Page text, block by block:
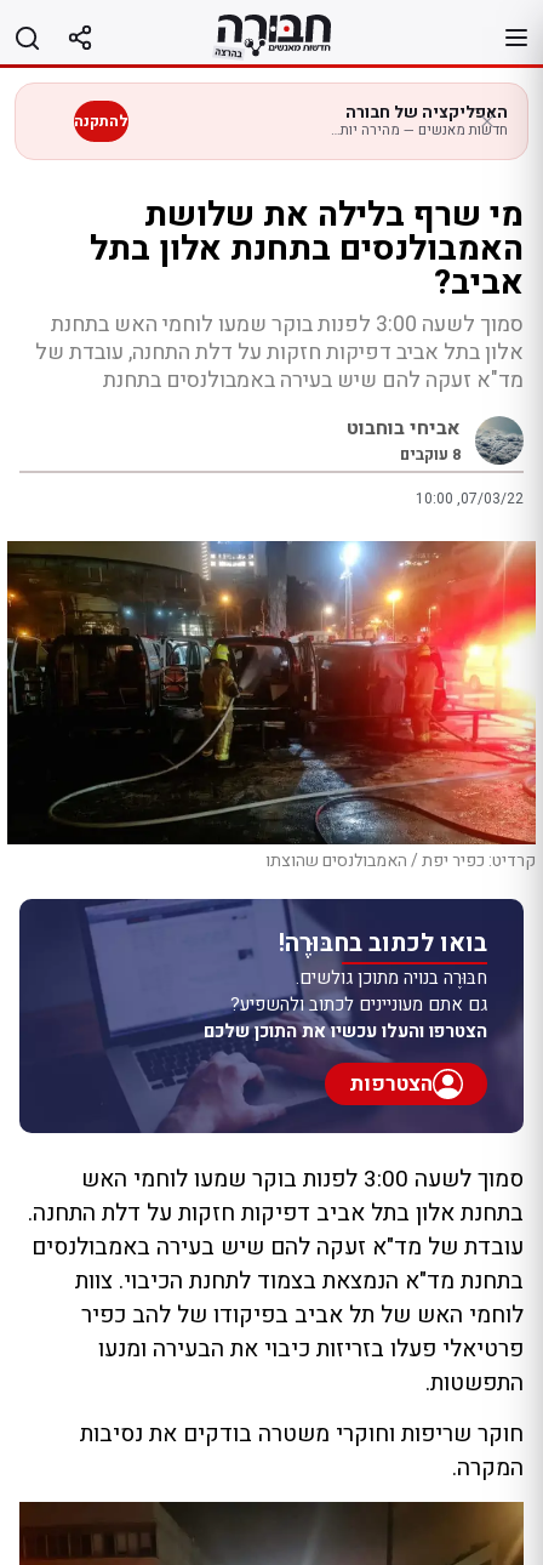
לתוכן
האפליקציה של חבורה
חדשות מאנשים — מהירה יותר בנייד להתקנה
מי שרף בלילה את שלושת
האמבולנסים בתחנת אלון בתל
אביב?
סמוך לשעה 3:00 לפנות בוקר שמעו לוחמי האש בתחנת
אלון בתל אביב דפיקות חזקות על דלת התחנה, עובדת של
מד"א זעקה להם שיש בעירה באמבולנסים בתחנת
אביחי בוחבוט
8 עוקבים
10:00 ,07/03/22
קרדיט: כפיר יפת / האמבולנסים שהוצתו
בואו לכתוב בחבּוּרֶה!
חבּוּרֶה בנויה מתוכן גולשים.
גם אתם מעוניינים לכתוב ולהשפיע?
הצטרפו והעלו עכשיו את התוכן שלכם
הצטרפות
סמוך לשעה 3:00 לפנות בוקר שמעו לוחמי האש
בתחנת אלון בתל אביב דפיקות חזקות על דלת התחנה.
עובדת של מד"א זעקה להם שיש בעירה באמבולנסים
בתחנת מד"א הנמצאת בצמוד לתחנת הכיבוי. צוות
לוחמי האש של תל אביב בפיקודו של להב כפיר
פרטיאלי פעלו בזריזות כיבוי את הבעירה ומנעו
התפשטות.
חוקר שריפות וחוקרי משטרה בודקים את נסיבות
המקרה.